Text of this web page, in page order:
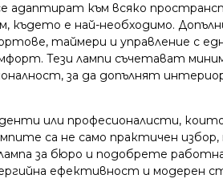
адаптират към всяко
където е най-необходимо.
таймери и управление с
Тези лампи съчетават
за да допълнят
или професионалисти,
са не само практичен избор,
за бюро и подобрете
ефективност и модерен